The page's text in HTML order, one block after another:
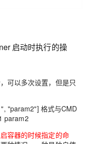
启动时执行的操
可以多次设置，但是只
"param2"] 格式与CMD
param2
容器的时候指定的命